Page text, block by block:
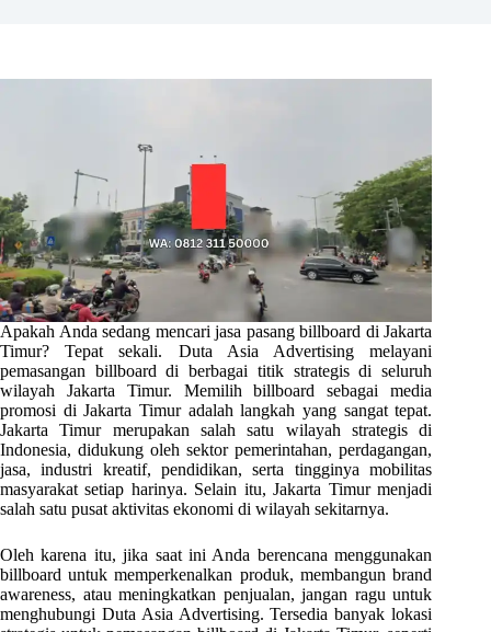
Apakah Anda sedang mencari jasa pasang billboard di Jakarta
Timur? Tepat sekali. Duta Asia Advertising melayani
pemasangan billboard di berbagai titik strategis di seluruh
wilayah Jakarta Timur. Memilih billboard sebagai media
promosi di Jakarta Timur adalah langkah yang sangat tepat.
Jakarta Timur merupakan salah satu wilayah strategis di
Indonesia, didukung oleh sektor pemerintahan, perdagangan,
jasa, industri kreatif, pendidikan, serta tingginya mobilitas
masyarakat setiap harinya. Selain itu, Jakarta Timur menjadi
salah satu pusat aktivitas ekonomi di wilayah sekitarnya.
Oleh karena itu, jika saat ini Anda berencana menggunakan
billboard untuk memperkenalkan produk, membangun brand
awareness, atau meningkatkan penjualan, jangan ragu untuk
menghubungi Duta Asia Advertising. Tersedia banyak lokasi